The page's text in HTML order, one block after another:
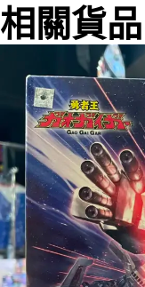
相關貨品